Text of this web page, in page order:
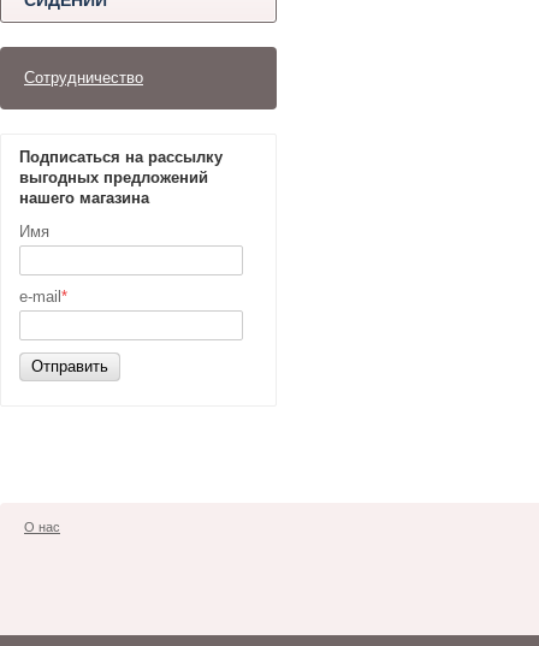
Сотрудничество
Подписаться на рассылку
выгодных предложений
нашего магазина
Имя
e-mail *
Отправить
О нас